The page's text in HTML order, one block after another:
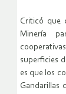
Criticó que
Minería
superficies
es que los
Gandarillas